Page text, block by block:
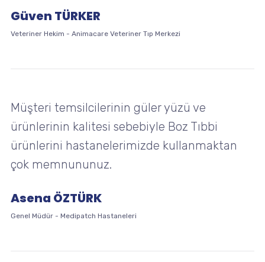
Güven TÜRKER
Veteriner Hekim - Animacare Veteriner Tıp Merkezi
Müşteri temsilcilerinin güler yüzü ve
ürünlerinin kalitesi sebebiyle Boz Tıbbi
ürünlerini hastanelerimizde kullanmaktan
çok memnununuz.
Asena ÖZTÜRK
Genel Müdür - Medipatch Hastaneleri